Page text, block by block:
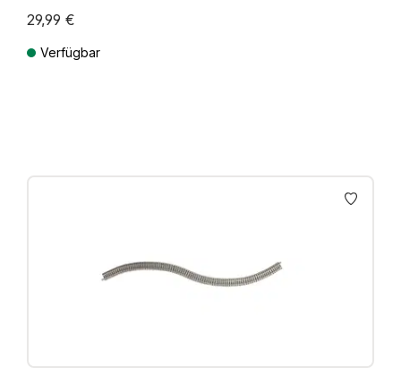
29,99 €
Verfügbar